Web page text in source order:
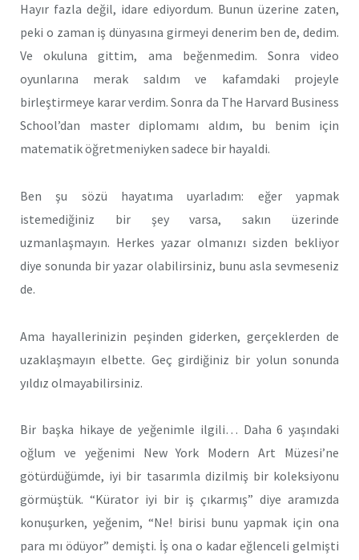
Hayır fazla değil, idare ediyordum. Bunun üzerine zaten,
peki o zaman iş dünyasına girmeyi denerim ben de, dedim.
Ve okuluna gittim, ama beğenmedim. Sonra video
oyunlarına merak saldım ve kafamdaki projeyle
birleştirmeye karar verdim. Sonra da The Harvard Business
School’dan master diplomamı aldım, bu benim için
matematik öğretmeniyken sadece bir hayaldi.
Ben şu sözü hayatıma uyarladım: eğer yapmak
istemediğiniz bir şey varsa, sakın üzerinde
uzmanlaşmayın. Herkes yazar olmanızı sizden bekliyor
diye sonunda bir yazar olabilirsiniz, bunu asla sevmeseniz
de.
Ama hayallerinizin peşinden giderken, gerçeklerden de
uzaklaşmayın elbette. Geç girdiğiniz bir yolun sonunda
yıldız olmayabilirsiniz.
Bir başka hikaye de yeğenimle ilgili… Daha 6 yaşındaki
oğlum ve yeğenimi New York Modern Art Müzesi’ne
götürdüğümde, iyi bir tasarımla dizilmiş bir koleksiyonu
görmüştük. “Kürator iyi bir iş çıkarmış” diye aramızda
konuşurken, yeğenim, “Ne! birisi bunu yapmak için ona
para mı ödüyor” demişti. İş ona o kadar eğlenceli gelmişti